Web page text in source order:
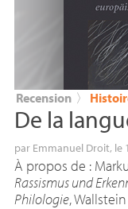
Recension 〉
De la
par Emmanuel Droit, le
À propos de :
Rassismus und
Philologie,